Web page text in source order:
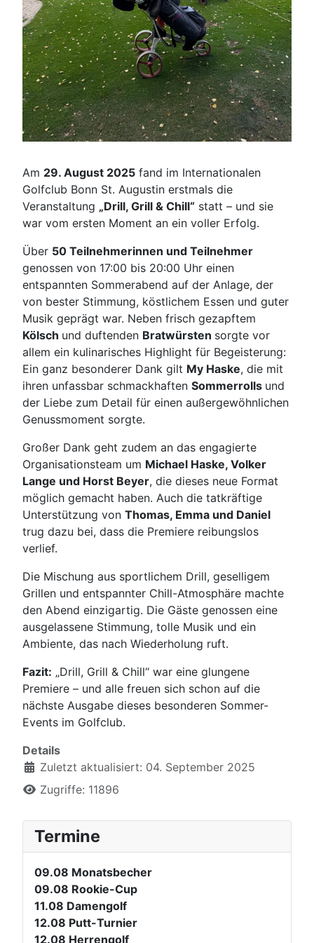
Am 29. August 2025 fand im Internationalen
Golfclub Bonn St. Augustin erstmals die
Veranstaltung „Drill, Grill & Chill“ statt – und sie
war vom ersten Moment an ein voller Erfolg.
Über 50 Teilnehmerinnen und Teilnehmer
genossen von 17:00 bis 20:00 Uhr einen
entspannten Sommerabend auf der Anlage, der
von bester Stimmung, köstlichem Essen und guter
Musik geprägt war. Neben frisch gezapftem
Kölsch und duftenden Bratwürsten sorgte vor
allem ein kulinarisches Highlight für Begeisterung:
Ein ganz besonderer Dank gilt My Haske, die mit
ihren unfassbar schmackhaften Sommerrolls und
der Liebe zum Detail für einen außergewöhnlichen
Genussmoment sorgte.
Großer Dank geht zudem an das engagierte
Organisationsteam um Michael Haske, Volker
Lange und Horst Beyer, die dieses neue Format
möglich gemacht haben. Auch die tatkräftige
Unterstützung von Thomas, Emma und Daniel
trug dazu bei, dass die Premiere reibungslos
verlief.
Die Mischung aus sportlichem Drill, geselligem
Grillen und entspannter Chill-Atmosphäre machte
den Abend einzigartig. Die Gäste genossen eine
ausgelassene Stimmung, tolle Musik und ein
Ambiente, das nach Wiederholung ruft.
Fazit: „Drill, Grill & Chill“ war eine glungene
Premiere – und alle freuen sich schon auf die
nächste Ausgabe dieses besonderen Sommer-
Events im Golfclub.
Details
Zuletzt aktualisiert: 04. September 2025
Zugriffe: 11896
Termine
09.08 Monatsbecher
09.08 Rookie-Cup
11.08 Damengolf
12.08 Putt-Turnier
12.08 Herrengolf